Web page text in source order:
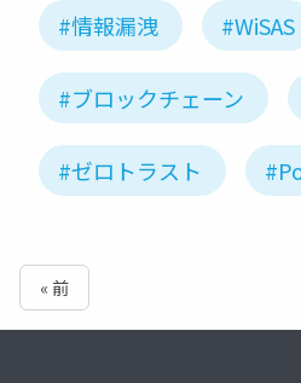
#情報漏洩 #WiSAS
#ブロックチェーン
#ゼロトラスト
« 前